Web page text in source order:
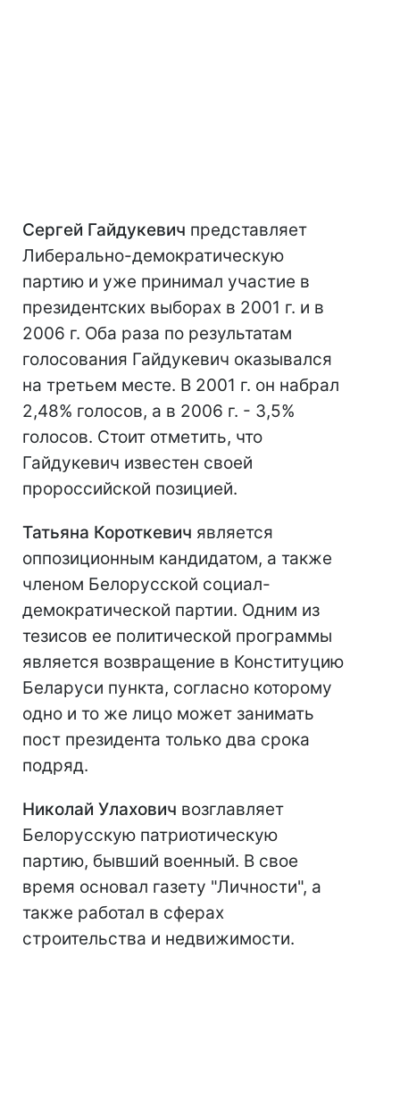
Сергей Гайдукевич представляет
Либерально-демократическую
партию и уже принимал участие в
президентских выборах в 2001 г. и в
2006 г. Оба раза по результатам
голосования Гайдукевич оказывался
на третьем месте. В 2001 г. он набрал
2,48% голосов, а в 2006 г. - 3,5%
голосов. Стоит отметить, что
Гайдукевич известен своей
пророссийской позицией.
Татьяна Короткевич является
оппозиционным кандидатом, а также
членом Белорусской социал-
демократической партии. Одним из
тезисов ее политической программы
является возвращение в Конституцию
Беларуси пункта, согласно которому
одно и то же лицо может занимать
пост президента только два срока
подряд.
Николай Улахович возглавляет
Белорусскую патриотическую
партию, бывший военный. В свое
время основал газету "Личности", а
также работал в сферах
строительства и недвижимости.